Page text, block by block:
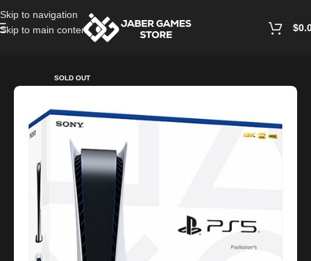
Skip to navigation
Skip to main content
$
SOLD OUT